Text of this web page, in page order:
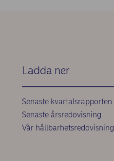
Ladda ner
Senaste kvartalsrapporten
Senaste årsredovisning
Vår hållbarhetsredovisning